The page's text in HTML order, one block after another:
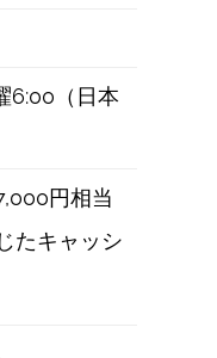
6:00（日本
円相当
たキャッシ